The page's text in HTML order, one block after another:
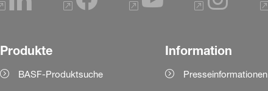
Produkte
BASF-Produktsuche
Information
Presseinformationen